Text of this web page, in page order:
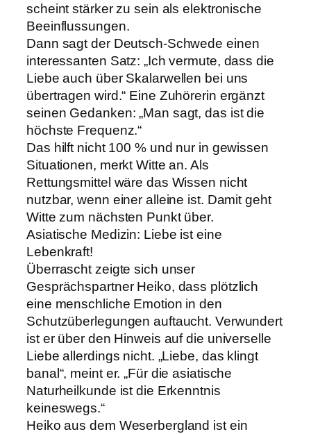
scheint stärker zu sein als elektronische
Beeinflussungen.
Dann sagt der Deutsch-Schwede einen
interessanten Satz: „Ich vermute, dass die
Liebe auch über Skalarwellen bei uns
übertragen wird.“ Eine Zuhörerin ergänzt
seinen Gedanken: „Man sagt, das ist die
höchste Frequenz.“
Das hilft nicht 100 % und nur in gewissen
Situationen, merkt Witte an. Als
Rettungsmittel wäre das Wissen nicht
nutzbar, wenn einer alleine ist. Damit geht
Witte zum nächsten Punkt über.
Asiatische Medizin: Liebe ist eine
Lebenkraft!
Überrascht zeigte sich unser
Gesprächspartner Heiko, dass plötzlich
eine menschliche Emotion in den
Schutzüberlegungen auftaucht. Verwundert
ist er über den Hinweis auf die universelle
Liebe allerdings nicht. „Liebe, das klingt
banal“, meint er. „Für die asiatische
Naturheilkunde ist die Erkenntnis
keineswegs.“
Heiko aus dem Weserbergland ist ein